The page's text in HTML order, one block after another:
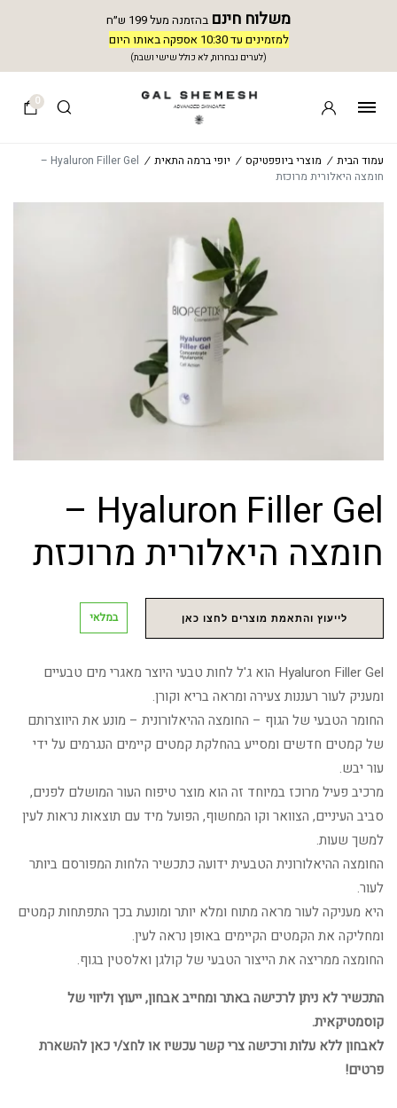
משלוח חינם בהזמנה מעל 199 ש״ח
למזמינים עד 10:30 אספקה באותו היום
(לערים נבחרות, לא כולל שישי ושבת)
0
עמוד הבית / מוצרי ביופפטיקס / יופי ברמה התאית /
Hyaluron Filler Gel –
חומצה היאלורית מרוכזת
Hyaluron Filler Gel –
חומצה היאלורית מרוכזת
לייעוץ והתאמת מוצרים לחצו כאן במלאי
Hyaluron Filler Gel הוא ג'ל לחות טבעי היוצר מאגרי מים טבעיים
ומעניק לעור רעננות צעירה ומראה בריא וקורן.
החומר הטבעי של הגוף – החומצה ההיאלורונית – מונע את היווצרותם
של קמטים חדשים ומסייע בהחלקת קמטים קיימים הנגרמים על ידי
עור יבש.
מרכיב פעיל מרוכז במיוחד זה הוא מוצר טיפוח העור המושלם לפנים,
סביב העיניים, הצוואר וקו המחשוף, הפועל מיד עם תוצאות נראות לעין
למשך שעות.
החומצה ההיאלורונית הטבעית ידועה כתכשיר הלחות המפורסם ביותר
לעור.
היא מעניקה לעור מראה מתוח ומלא יותר ומונעת בכך התפתחות קמטים
ומחליקה את הקמטים הקיימים באופן נראה לעין.
החומצה ממריצה את הייצור הטבעי של קולגן ואלסטין בגוף.
התכשיר לא ניתן לרכישה באתר ומחייב אבחון, ייעוץ וליווי של
קוסמטיקאית.
לאבחון ללא עלות ורכישה צרי קשר עכשיו או לחצ/י כאן להשארת
פרטים!